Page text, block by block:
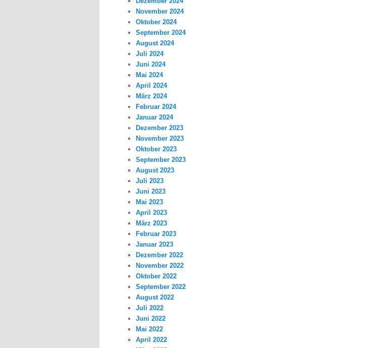
November 2024
Oktober 2024
September 2024
August 2024
Juli 2024
Juni 2024
Mai 2024
April 2024
März 2024
Februar 2024
Januar 2024
Dezember 2023
November 2023
Oktober 2023
September 2023
August 2023
Juli 2023
Juni 2023
Mai 2023
April 2023
März 2023
Februar 2023
Januar 2023
Dezember 2022
November 2022
Oktober 2022
September 2022
August 2022
Juli 2022
Juni 2022
Mai 2022
April 2022